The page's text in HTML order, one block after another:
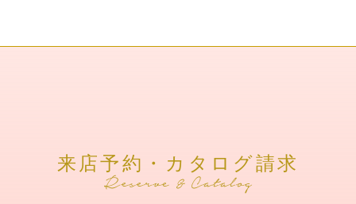
来店予約・カタログ請求